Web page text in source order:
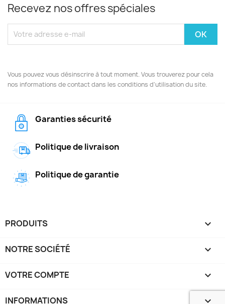
Recevez nos offres spéciales
Vous pouvez vous désinscrire à tout moment. Vous trouverez pour cela
nos informations de contact dans les conditions d'utilisation du site.
Garanties sécurité
Politique de livraison
Politique de garantie
PRODUITS 
NOTRE SOCIÉTÉ 
VOTRE COMPTE 
INFORMATIONS keyboard_arrow_down